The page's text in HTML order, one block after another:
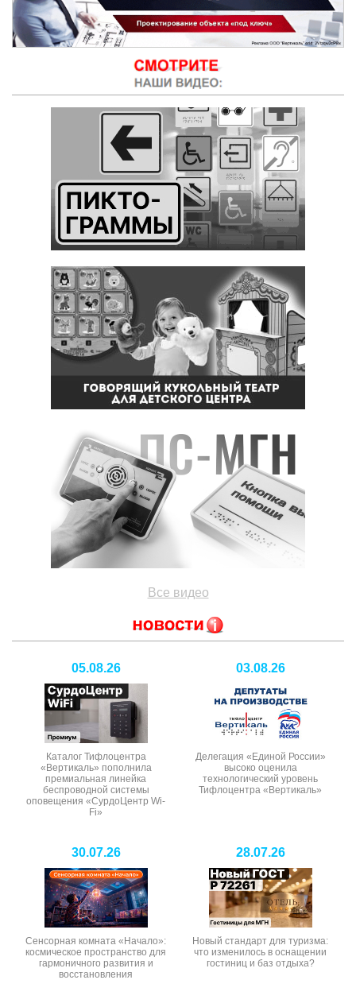
Все видео
05.08.26
Каталог Тифлоцентра
«Вертикаль» пополнила
премиальная линейка
беспроводной системы
оповещения «СурдоЦентр Wi-
Fi»
03.08.26
Делегация «Единой России»
высоко оценила
технологический уровень
Тифлоцентра «Вертикаль»
30.07.26
Сенсорная комната «Начало»:
космическое пространство для
гармоничного развития и
восстановления
28.07.26
Новый стандарт для туризма:
что изменилось в оснащении
гостиниц и баз отдыха?